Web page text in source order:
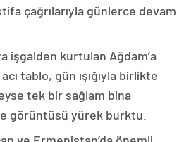
çağrılarıyla günlerce devam
işgalden kurtulan Ağdam’a
tablo, gün ışığıyla birlikte
tek bir sağlam bina
görüntüsü yürek burktu.